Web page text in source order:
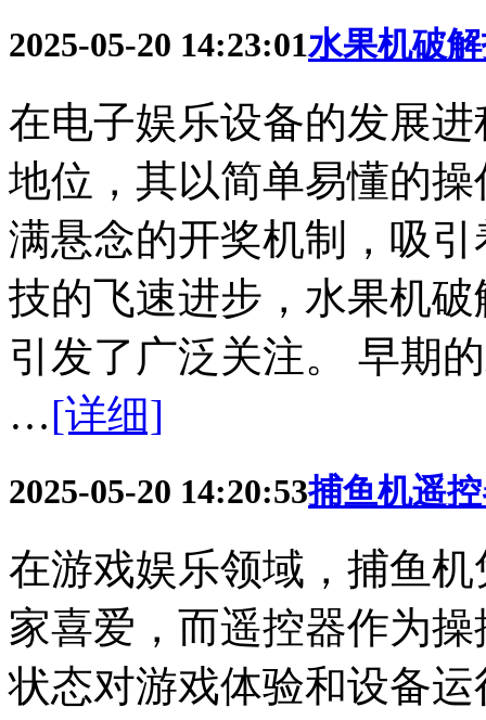
2025-05-20 14:23:01水果机破
在电子娱乐设备的发展
地位，其以简单易懂的
满悬念的开奖机制，吸
技的飞速进步，水果机
引发了广泛关注。 早期
…[详细]
2025-05-20 14:20:53捕鱼机遥
在游戏娱乐领域，捕鱼
家喜爱，而遥控器作为
状态对游戏体验和设备